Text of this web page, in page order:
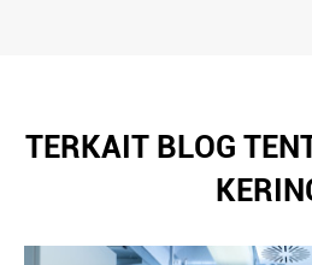
TERKAIT BLOG